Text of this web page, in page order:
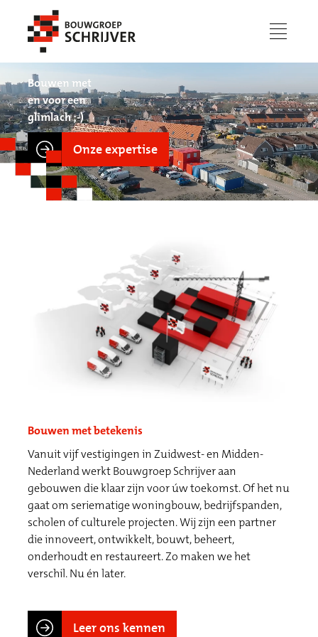
menu
Werken bij
Bouwen met
en voor een
glimlach ;-)
Onze expertise
Bouwen met betekenis
Vanuit vijf vestigingen in Zuidwest- en Midden-
Nederland werkt Bouwgroep Schrijver aan
gebouwen die klaar zijn voor úw toekomst. Of het nu
gaat om seriematige woningbouw, bedrijfspanden,
scholen of culturele projecten. Wij zijn een partner
die innoveert, ontwikkelt, bouwt, beheert,
onderhoudt en restaureert. Zo maken we het
verschil. Nu én later.
Leer ons kennen